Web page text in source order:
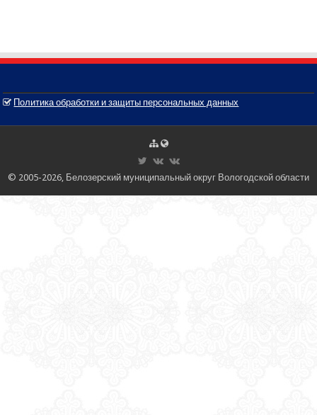
Политика обработки и защиты персональных данных
© 2005-2026, Белозерский муниципальный округ Вологодской области